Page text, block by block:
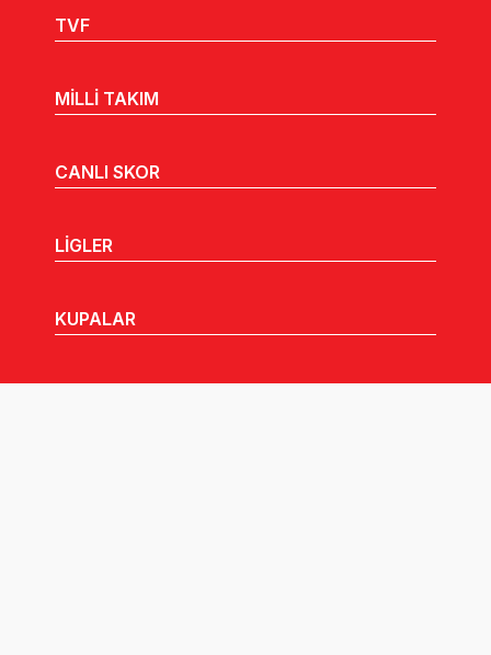
TVF
MİLLİ TAKIM
CANLI SKOR
LİGLER
KUPALAR